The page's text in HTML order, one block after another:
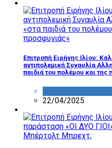
Επιτροπή Ειρήνης Ιλίου:
αντιπολεμική Συναυλία
παιδιά του πολέμου και της
22/04/2025